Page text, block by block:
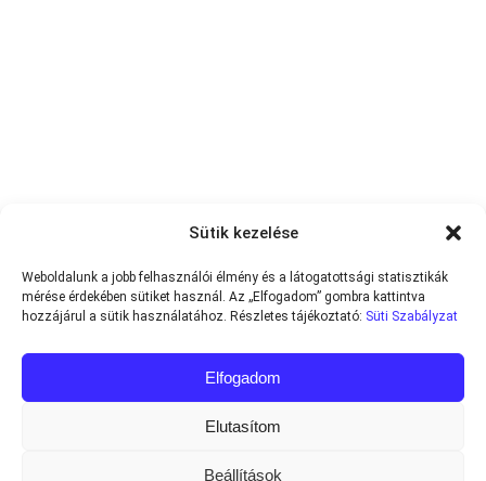
Sütik kezelése
Weboldalunk a jobb felhasználói élmény és a látogatottsági statisztikák
mérése érdekében sütiket használ. Az „Elfogadom” gombra kattintva
hozzájárul a sütik használatához. Részletes tájékoztató: Süti Szabályzat
Elfogadom
Elutasítom
Beállítások
Minden jog fenntartva © 2013-2026Teniszvilag.com